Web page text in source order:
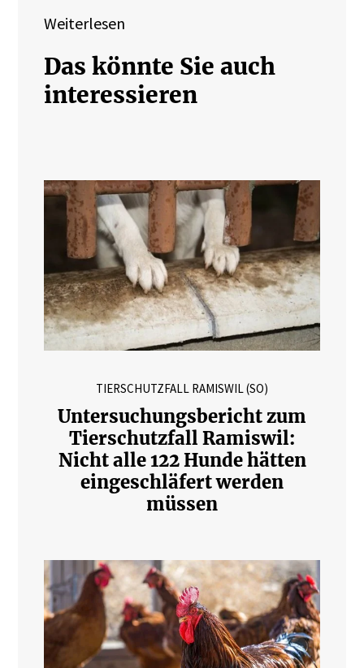
Weiterlesen
Das könnte Sie auch
interessieren
TIERSCHUTZFALL RAMISWIL (SO)
Untersuchungsbericht zum
Tierschutzfall Ramiswil:
Nicht alle 122 Hunde hätten
eingeschläfert werden
müssen